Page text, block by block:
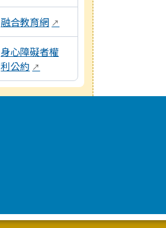
融合教育網 ↗
身心障礙者權
利公約 ↗